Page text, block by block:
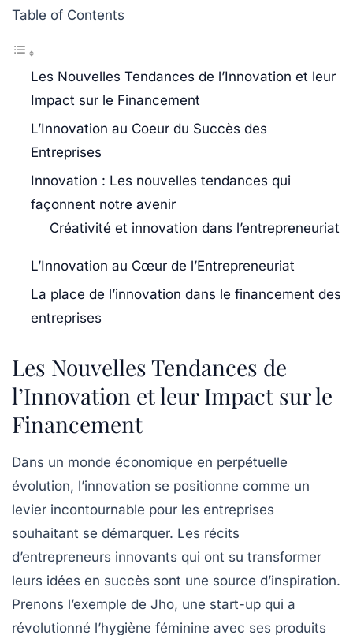
Table of Contents
Les Nouvelles Tendances de l’Innovation et leur
Impact sur le Financement
L’Innovation au Coeur du Succès des
Entreprises
Innovation : Les nouvelles tendances qui
façonnent notre avenir
Créativité et innovation dans l’entrepreneuriat
L’Innovation au Cœur de l’Entrepreneuriat
La place de l’innovation dans le financement des
entreprises
Les Nouvelles Tendances de
l’Innovation et leur Impact sur le
Financement
Dans un monde économique en perpétuelle
évolution, l’innovation se positionne comme un
levier incontournable pour les entreprises
souhaitant se démarquer. Les récits
d’entrepreneurs innovants qui ont su transformer
leurs idées en succès sont une source d’inspiration.
Prenons l’exemple de Jho, une start-up qui a
révolutionné l’hygiène féminine avec ses produits